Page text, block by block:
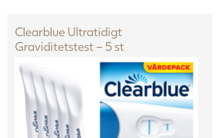
Clearblue Ultratidigt
Graviditetstest – 5 st